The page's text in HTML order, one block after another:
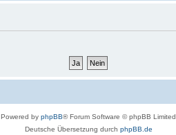
Powered by phpBB® Forum Software © phpBB Limited
Deutsche Übersetzung durch phpBB.de